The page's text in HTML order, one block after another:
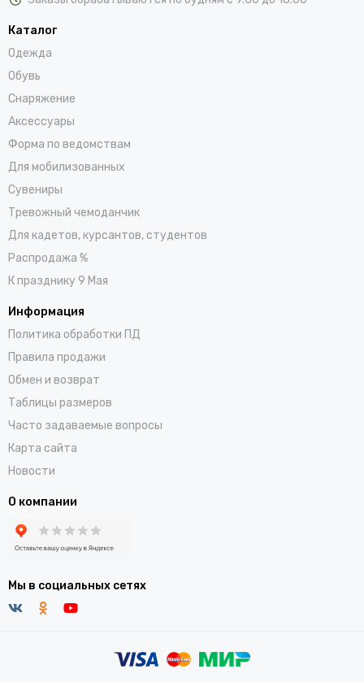
Каталог
Одежда
Обувь
Снаряжение
Аксессуары
Форма по ведомствам
Для мобилизованных
Сувениры
Тревожный чемоданчик
Для кадетов, курсантов, студентов
Распродажа %
К празднику 9 Мая
Информация
Политика обработки ПД
Правила продажи
Обмен и возврат
Таблицы размеров
Часто задаваемые вопросы
Карта сайта
Новости
О компании
Мы в социальных сетях